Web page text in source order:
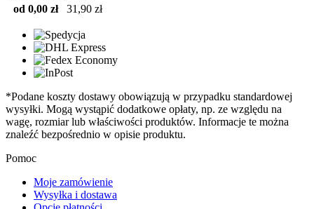
od 0,00 zł
31,90 zł
*Podane koszty dostawy obowiązują w przypadku standardowej
wysyłki. Mogą wystąpić dodatkowe opłaty, np. ze względu na
wagę, rozmiar lub właściwości produktów. Informacje te można
znaleźć bezpośrednio w opisie produktu.
Pomoc
Moje zamówienie
Wysyłka i dostawa